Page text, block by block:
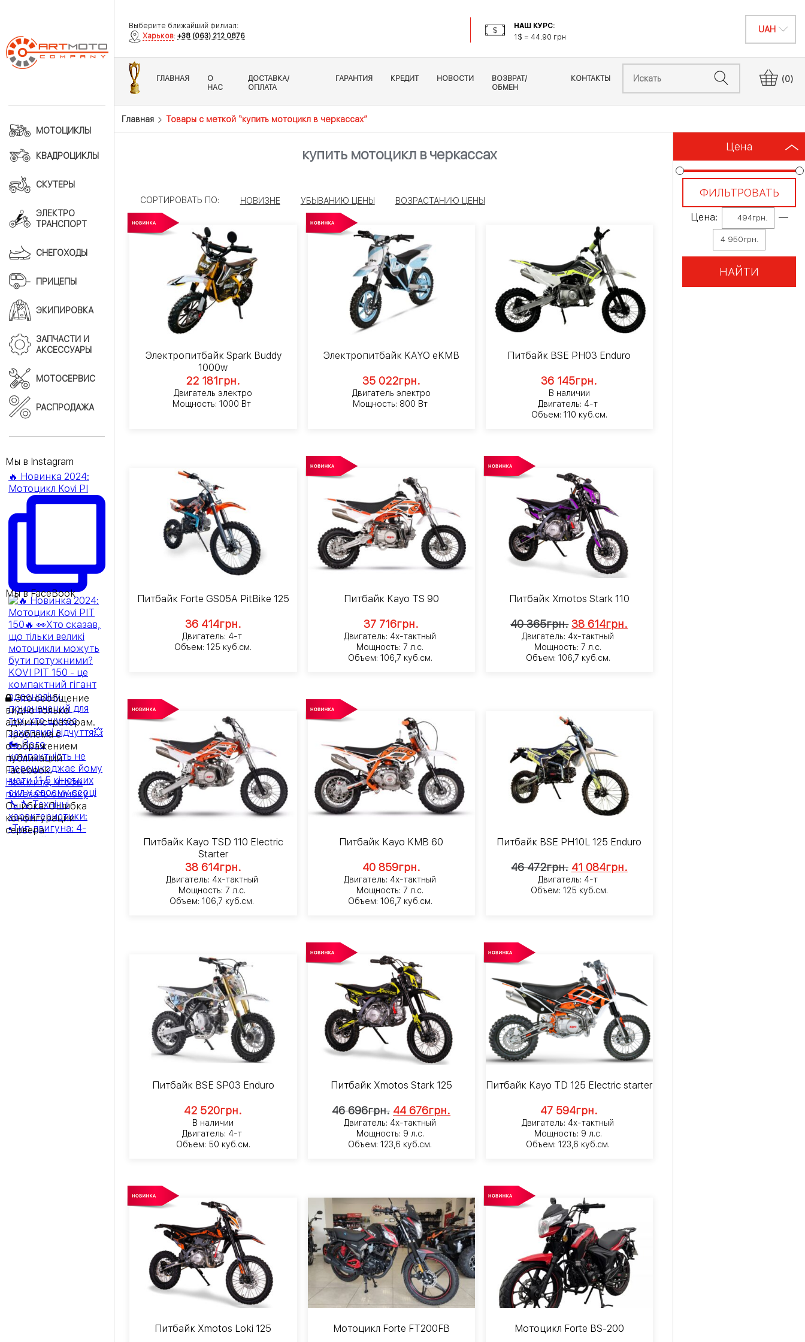
Выберите ближайший филиал:
Харьков: +38 (063) 212 0876
НАШ КУРС:
1$ = 44.90 грн
(0)
ГЛАВНАЯ
О
НАС
ДОСТАВКА/
ОПЛАТА
ГАРАНТИЯ КРЕДИТ НОВОСТИ
ВОЗВРАТ/
ОБМЕН
КОНТАКТЫ
МОТОЦИКЛЫ
КВАДРОЦИКЛЫ
СКУТЕРЫ
ЭЛЕКТРО
ТРАНСПОРТ
СНЕГОХОДЫ
ПРИЦЕПЫ
ЭКИПИРОВКА
ЗАПЧАСТИ И
АКСЕССУАРЫ
МОТОСЕРВИС
РАСПРОДАЖА
Мы в Instagram
🔥 Новинка 2024:
Мотоцикл Kovi PI
Мы в FaceBook
Это сообщение
видно только
администраторам.
Проблема с
отображением
публикаций
Facebook.
Нажмите, чтобы
показать ошибку
Ошибка:Ошибка
конфигурации
сервера
Главная Товары с меткой “купить мотоцикл в черкассах”
Цена
ФИЛЬТРОВАТЬ
Цена: 494грн. —
4 950грн.
НАЙТИ
купить мотоцикл в черкассах
СОРТИРОВАТЬ ПО: НОВИЗНЕ УБЫВАНИЮ ЦЕНЫ ВОЗРАСТАНИЮ ЦЕНЫ
Электропитбайк Spark Buddy
1000w
22 181грн.
Двигатель электро
Мощность: 1000 Вт
Электропитбайк KAYO eKMB
35 022грн.
Двигатель электро
Мощность: 800 Вт
Питбайк BSE PH03 Enduro
36 145грн.
В наличии
Двигатель: 4-т
Объем: 110 куб.см.
Питбайк Forte GS05A PitBike 125
36 414грн.
Двигатель: 4-т
Объем: 125 куб.см.
Питбайк Kayo TS 90
37 716грн.
Двигатель: 4х-тактный
Мощность: 7 л.с.
Объем: 106,7 куб.см.
Питбайк Xmotos Stark 110
40 365грн. 38 614грн.
Двигатель: 4х-тактный
Мощность: 7 л.с.
Объем: 106,7 куб.см.
Питбайк Kayo TSD 110 Electric
Starter
38 614грн.
Двигатель: 4х-тактный
Мощность: 7 л.с.
Объем: 106,7 куб.см.
Питбайк Kayo KMB 60
40 859грн.
Двигатель: 4х-тактный
Мощность: 7 л.с.
Объем: 106,7 куб.см.
Питбайк BSE PH10L 125 Enduro
46 472грн. 41 084грн.
Двигатель: 4-т
Объем: 125 куб.см.
Питбайк BSE SP03 Enduro
42 520грн.
В наличии
Двигатель: 4-т
Объем: 50 куб.см.
Питбайк Xmotos Stark 125
46 696грн. 44 676грн.
Двигатель: 4х-тактный
Мощность: 9 л.с.
Объем: 123,6 куб.см.
Питбайк Kayo TD 125 Electric starter
47 594грн.
Двигатель: 4х-тактный
Мощность: 9 л.с.
Объем: 123,6 куб.см.
Питбайк Xmotos Loki 125 Мотоцикл Forte FT200FB Мотоцикл Forte BS-200